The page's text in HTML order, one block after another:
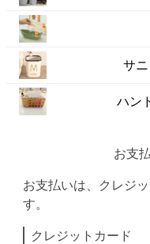
サ
ハン
お支
お支払いは、クレジ
す。
クレジットカード